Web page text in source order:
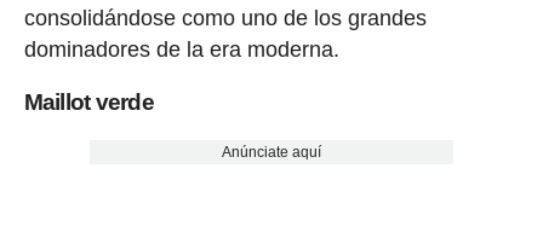
consolidándose como uno de los grandes
dominadores de la era moderna.
Maillot verde
Anúnciate aquí